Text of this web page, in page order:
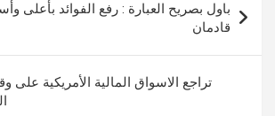
المقالات
باول بصريح العبارة : رفع الفوائد بأعلى
قادمان
تراجع الاسواق المالية الأمريكية على